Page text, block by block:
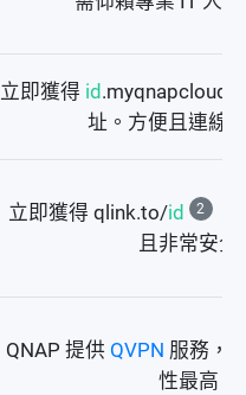
立即獲得 id
址。方便且連線
立即獲得 qlink.to/id 2
且非常安全
QNAP 提供 QVPN 服務，
性最高。